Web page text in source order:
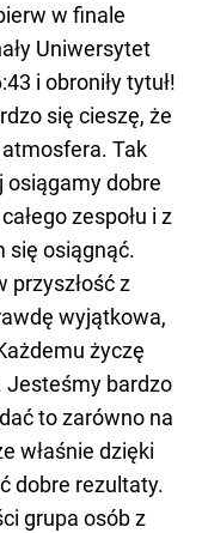
w finale
Uniwersytet
i obroniły tytuł!
się cieszę, że
Tak
osiągamy dobre
zespołu i z
się osiągnąć.
przyszłość z
wyjątkowa,
życzę
Jesteśmy bardzo
to zarówno na
właśnie dzięki
dobre rezultaty.
grupa osób z